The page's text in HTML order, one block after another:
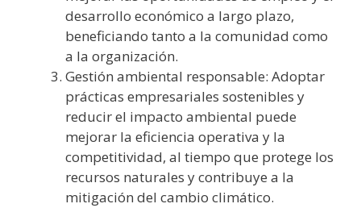
desarrollo económico a largo plazo,
beneficiando tanto a la comunidad como
a la organización.
Gestión ambiental responsable: Adoptar
prácticas empresariales sostenibles y
reducir el impacto ambiental puede
mejorar la eficiencia operativa y la
competitividad, al tiempo que protege los
recursos naturales y contribuye a la
mitigación del cambio climático.